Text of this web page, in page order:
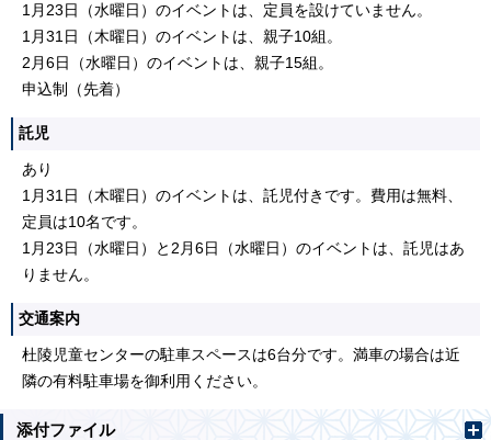
1月23日（水曜日）のイベントは、定員を設けていません。
1月31日（木曜日）のイベントは、親子10組。
2月6日（水曜日）のイベントは、親子15組。
申込制（先着）
託児
あり
1月31日（木曜日）のイベントは、託児付きです。費用は無料、
定員は10名です。
1月23日（水曜日）と2月6日（水曜日）のイベントは、託児はあ
りません。
交通案内
杜陵児童センターの駐車スペースは6台分です。満車の場合は近
隣の有料駐車場を御利用ください。
添付ファイル